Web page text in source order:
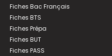
Fiches Bac Français
Fiches BTS
Fiches Prépa
Fiches BUT
Fiches PASS